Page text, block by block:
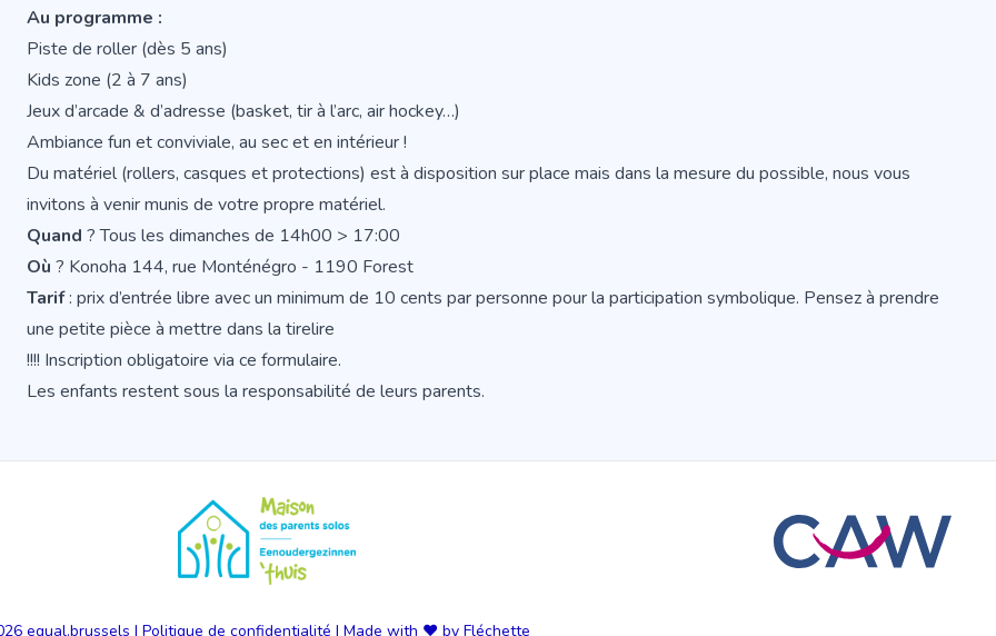
Au programme :
Piste de roller (dès 5 ans)
Kids zone (2 à 7 ans)
Jeux d’arcade & d’adresse (basket, tir à l’arc, air hockey…)
Ambiance fun et conviviale, au sec et en intérieur !
Du matériel (rollers, casques et protections) est à disposition sur place mais dans la mesure du possible, nous vous
invitons à venir munis de votre propre matériel.
Quand ? Tous les dimanches de 14h00 > 17:00
Où ? Konoha 144, rue Monténégro - 1190 Forest
Tarif: prix d’entrée libre avec un minimum de 10 cents par personne pour la participation symbolique. Pensez à prendre
une petite pièce à mettre dans la tirelire
!!!! Inscription obligatoire via ce formulaire.
Les enfants restent sous la responsabilité de leurs parents.
equal.brussels | Politique de confidentialité | Made with ❤️ by Fléchette